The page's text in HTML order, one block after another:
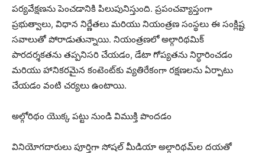
పర్యవేక్షణను పెంచడానికి పిలుపునిస్తుంది. ప్రపంచవ్యాప్తంగా
ప్రభుత్వాలు, విధాన నిర్ణేతలు మరియు నియంత్రణ సంస్థలు ఈ సంక్లిష్ట
సవాలుతో పోరాడుతున్నాయి. నియంత్రణలో అల్గారిథమిక్
పారదర్శకతను తప్పనిసరి చేయడం, డేటా గోప్యతను నిర్ధారించడం
మరియు హానికరమైన కంటెంట్‌కు వ్యతిరేకంగా రక్షణలను ఏర్పాటు
చేయడం వంటి చర్యలు ఉంటాయి.
అల్గోరిథం యొక్క పట్టు నుండి విముక్తి పొందడం
వినియోగదారులు పూర్తిగా సోషల్ మీడియా అల్గారిథమ్‌ల దయతో